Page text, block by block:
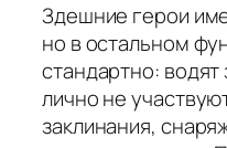
Здешние герои
но в остальном
стандартно:
лично не
заклинания,